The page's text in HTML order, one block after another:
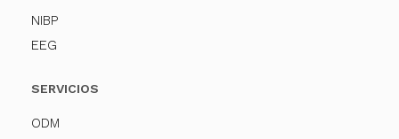
NIBP
EEG
SERVICIOS
ODM